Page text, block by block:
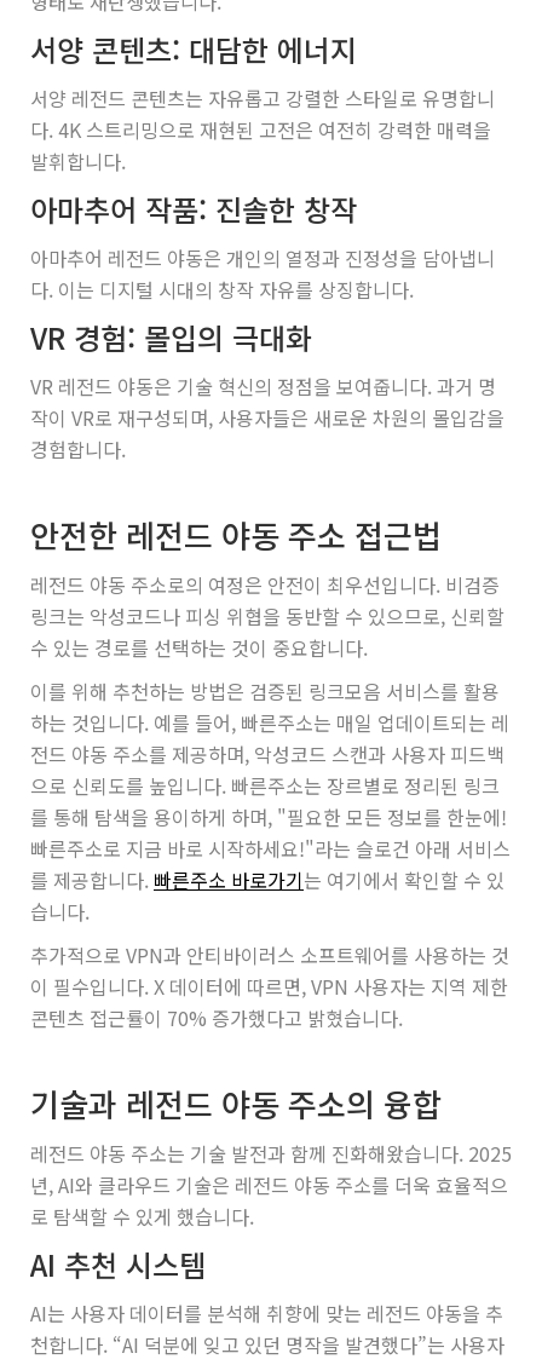
서양 콘텐츠: 대담한 에너지
서양 레전드 콘텐츠는 자유롭고 강렬한 스타일로 유명합니
다. 4K 스트리밍으로 재현된 고전은 여전히 강력한 매력을
발휘합니다.
아마추어 작품: 진솔한 창작
아마추어 레전드 야동은 개인의 열정과 진정성을 담아냅니
다. 이는 디지털 시대의 창작 자유를 상징합니다.
VR 경험: 몰입의 극대화
VR 레전드 야동은 기술 혁신의 정점을 보여줍니다. 과거 명
작이 VR로 재구성되며, 사용자들은 새로운 차원의 몰입감을
경험합니다.
안전한 레전드 야동 주소 접근법
레전드 야동 주소로의 여정은 안전이 최우선입니다. 비검증
링크는 악성코드나 피싱 위협을 동반할 수 있으므로, 신뢰할
수 있는 경로를 선택하는 것이 중요합니다.
이를 위해 추천하는 방법은 검증된 링크모음 서비스를 활용
하는 것입니다. 예를 들어, 빠른주소는 매일 업데이트되는 레
전드 야동 주소를 제공하며, 악성코드 스캔과 사용자 피드백
으로 신뢰도를 높입니다. 빠른주소는 장르별로 정리된 링크
를 통해 탐색을 용이하게 하며, "필요한 모든 정보를 한눈에!
빠른주소로 지금 바로 시작하세요!"라는 슬로건 아래 서비스
를 제공합니다. 빠른주소 바로가기는 여기에서 확인할 수 있
습니다.
추가적으로 VPN과 안티바이러스 소프트웨어를 사용하는 것
이 필수입니다. X 데이터에 따르면, VPN 사용자는 지역 제한
콘텐츠 접근률이 70% 증가했다고 밝혔습니다.
기술과 레전드 야동 주소의 융합
레전드 야동 주소는 기술 발전과 함께 진화해왔습니다. 2025
년, AI와 클라우드 기술은 레전드 야동 주소를 더욱 효율적으
로 탐색할 수 있게 했습니다.
AI 추천 시스템
AI는 사용자 데이터를 분석해 취향에 맞는 레전드 야동을 추
천합니다. “AI 덕분에 잊고 있던 명작을 발견했다”는 사용자